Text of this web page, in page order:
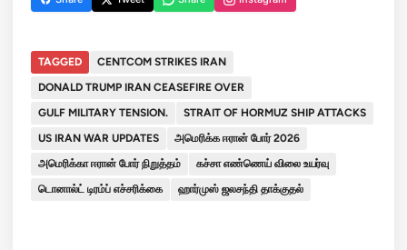
TAGGED
CENTCOM STRIKES IRAN
DONALD TRUMP IRAN CEASEFIRE OVER
GULF MILITARY TENSION.
STRAIT OF HORMUZ SHIP ATTACKS
US IRAN WAR UPDATES
அமெரிக்க ஈரான் போர் 2026
அமெரிக்கா ஈரான் போர் நிறுத்தம்
கச்சா எண்ணெய் விலை உயர்வு
டொனால்ட் டிரம்ப் எச்சரிக்கை
ஹார்முஸ் ஜலசந்தி தாக்குதல்